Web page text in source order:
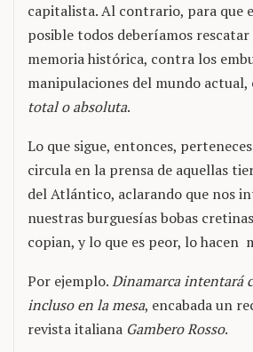
capitalista. Al contrario, para que
posible todos deberíamos
memoria histórica, contra los
manipulaciones del mundo actual,
total o absoluta.
Lo que sigue, entonces,
circula en la prensa de aquellas
del Atlántico, aclarando que nos
nuestras burguesías bobas
copian, y lo que es peor, lo hacen
Por ejemplo.Dinamarca intentará
incluso en la mesa, encabada un
revista italiana Gambero Rosso.